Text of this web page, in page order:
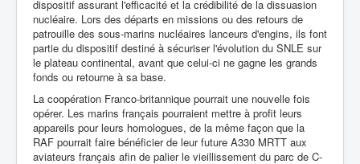
dispositif assurant l'efficacité et la crédibilité de la dissuasion
nucléaire. Lors des départs en missions ou des retours de
patrouille des sous-marins nucléaires lanceurs d'engins, ils font
partie du dispositif destiné à sécuriser l'évolution du SNLE sur
le plateau continental, avant que celui-ci ne gagne les grands
fonds ou retourne à sa base.
La coopération Franco-britannique pourrait une nouvelle fois
opérer. Les marins français pourraient mettre à profit leurs
appareils pour leurs homologues, de la même façon que la
RAF pourrait faire bénéficier de leur future A330 MRTT aux
aviateurs français afin de palier le vieillissement du parc de C-